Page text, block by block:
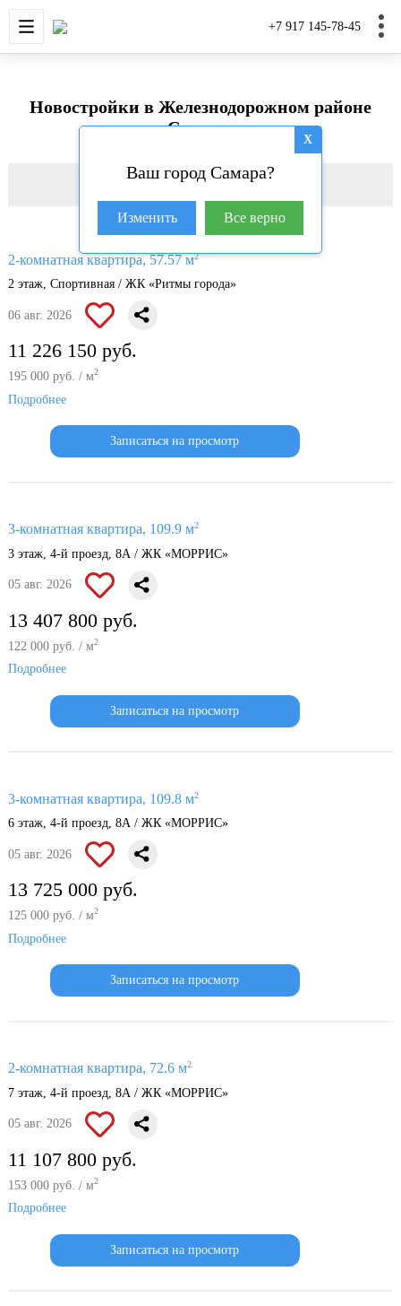
+7 917 145-78-45
НОВОСТРОЙКИ ДОМА И
X
Ваш город Самара?
Изменить Все верно
Новостройки в Железнодорожном районе
Самары
Фильтр
2-комнатная квартира, 57.57 м2
2 этаж, Спортивная / ЖК «Ритмы города»
06 авг. 2026
11 226 150 руб.
195 000 руб. / м2
Подробнее
Записаться на просмотр
3-комнатная квартира, 109.9 м2
3 этаж, 4-й проезд, 8А / ЖК «МОРРИС»
05 авг. 2026
13 407 800 руб.
122 000 руб. / м2
Подробнее
Записаться на просмотр
3-комнатная квартира, 109.8 м2
6 этаж, 4-й проезд, 8А / ЖК «МОРРИС»
05 авг. 2026
13 725 000 руб.
125 000 руб. / м2
Подробнее
Записаться на просмотр
2-комнатная квартира, 72.6 м2
7 этаж, 4-й проезд, 8А / ЖК «МОРРИС»
05 авг. 2026
11 107 800 руб.
153 000 руб. / м2
Подробнее
Записаться на просмотр